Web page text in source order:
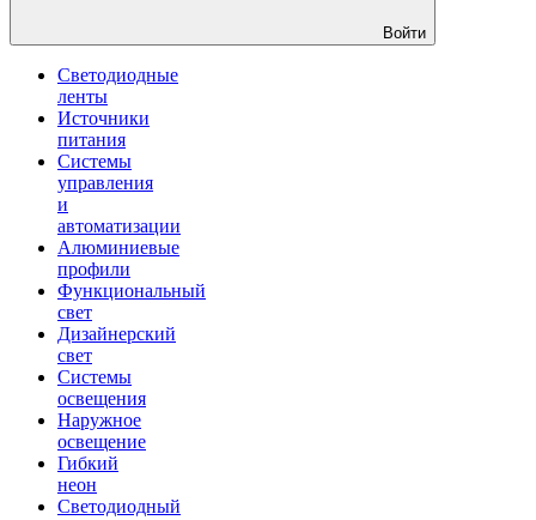
Войти
Светодиодные
ленты
Источники
питания
Системы
управления
и
автоматизации
Алюминиевые
профили
Функциональный
свет
Дизайнерский
свет
Системы
освещения
Наружное
освещение
Гибкий
неон
Светодиодный